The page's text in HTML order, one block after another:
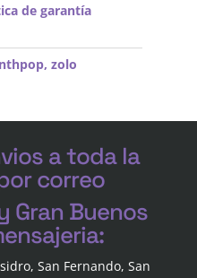
de garantía
, zolo
a toda la
correo
Gran Buenos
San Fernando, San